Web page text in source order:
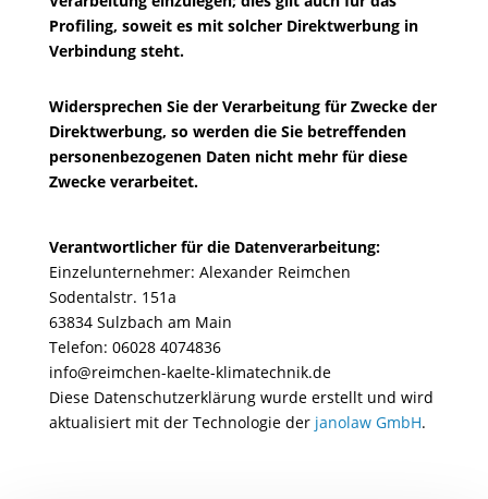
Profiling, soweit es mit solcher Direktwerbung in
Verbindung steht.
Widersprechen Sie der Verarbeitung für Zwecke der
Direktwerbung, so werden die Sie betreffenden
personenbezogenen Daten nicht mehr für diese
Zwecke verarbeitet.
Verantwortlicher für die Datenverarbeitung:
Einzelunternehmer: Alexander Reimchen
Sodentalstr. 151a
63834 Sulzbach am Main
Telefon: 06028 4074836
info@reimchen-kaelte-klimatechnik.de
Diese Datenschutzerklärung wurde erstellt und wird
aktualisiert mit der Technologie der janolaw GmbH.